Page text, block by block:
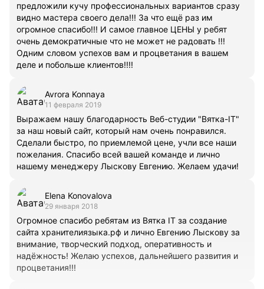
предложили кучу профессиональных вариантов сразу
видно мастера своего дела!!! За что ещё раз им
огромное спасибо!!! И самое главное ЦЕНЫ у ребят
очень демократичные что не может не радовать !!!
Одним словом успехов вам и процветания в вашем
деле и побольше клиентов!!!!
Avrora Konnaya
11 февраля 2019
Выражаем нашу благодарность Веб-студии "Вятка-IT"
за наш новый сайт, который нам очень понравился.
Сделали быстро, по приемлемой цене, учли все наши
пожелания. Спасибо всей вашей команде и лично
нашему менеджеру Лыскову Евгению. Желаем удачи!
Elena Konovalova
29 января 2018
Огромное спасибо ребятам из Вятка IT за создание
сайта хранителиязыка.рф и лично Евгению Лыскову за
внимание, творческий подход, оперативность и
надёжность! Желаю успехов, дальнейшего развития и
процветания!!!